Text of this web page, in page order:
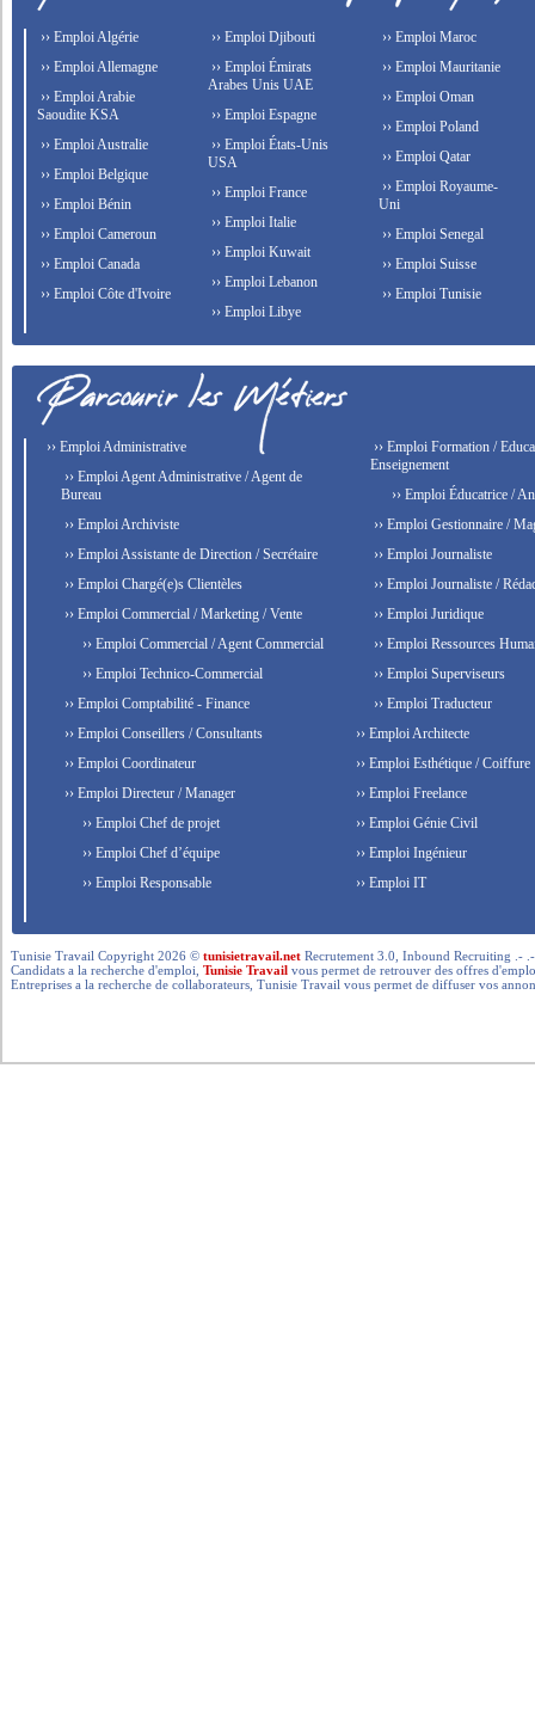
›› Emploi Algérie
›› Emploi Allemagne
›› Emploi Arabie
Saoudite KSA
›› Emploi Australie
›› Emploi Belgique
›› Emploi Bénin
›› Emploi Cameroun
›› Emploi Canada
›› Emploi Côte d'Ivoire
›› Emploi Djibouti
›› Emploi Émirats
Arabes Unis UAE
›› Emploi Espagne
›› Emploi États-Unis
USA
›› Emploi France
›› Emploi Italie
›› Emploi Kuwait
›› Emploi Lebanon
›› Emploi Libye
›› Emploi Maroc
›› Emploi Mauritanie
›› Emploi Oman
›› Emploi Poland
›› Emploi Qatar
›› Emploi Royaume-
Uni
›› Emploi Senegal
›› Emploi Suisse
›› Emploi Tunisie
›› Emploi Administrative
›› Emploi Agent Administrative / Agent de
Bureau
›› Emploi Archiviste
›› Emploi Assistante de Direction / Secrétaire
›› Emploi Chargé(e)s Clientèles
›› Emploi Commercial / Marketing / Vente
›› Emploi Commercial / Agent Commercial
›› Emploi Technico-Commercial
›› Emploi Comptabilité - Finance
›› Emploi Conseillers / Consultants
›› Emploi Coordinateur
›› Emploi Directeur / Manager
›› Emploi Chef de projet
›› Emploi Chef d’équipe
›› Emploi Responsable
›› Emploi Formation /
Enseignement
›› Emploi Éducatrice /
›› Emploi Gestionnaire /
›› Emploi Journaliste
›› Emploi Journaliste /
›› Emploi Juridique
›› Emploi Ressources
›› Emploi Superviseurs
›› Emploi Traducteur
›› Emploi Architecte
›› Emploi Esthétique / Coiffure
›› Emploi Freelance
›› Emploi Génie Civil
›› Emploi Ingénieur
›› Emploi IT
Tunisie Travail Copyright 2026 ©tunisietravail.net Recrutement 3.0, Inbound Recruiting .-
Candidats a la recherche d'emploi,Tunisie Travail vous permet de retrouver des offres
Entreprises a la recherche de collaborateurs, Tunisie Travail vous permet de diffuser vos